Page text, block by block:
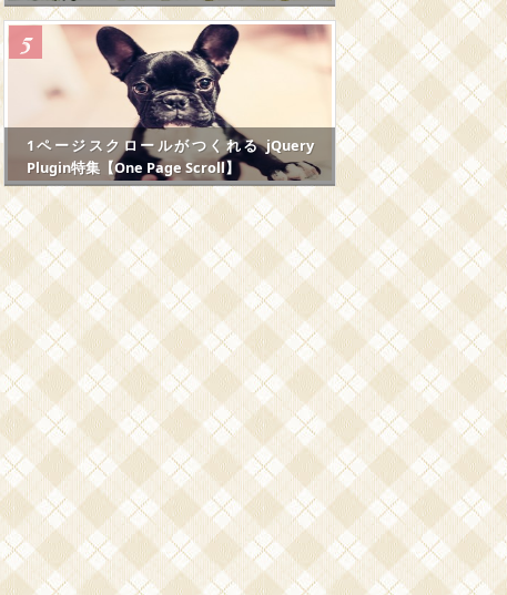
1ページスクロールがつくれる jQuery
Plugin特集【One Page Scroll】